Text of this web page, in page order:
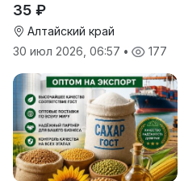
35 ₽
Алтайский край
30 июл 2026, 06:57 • 177